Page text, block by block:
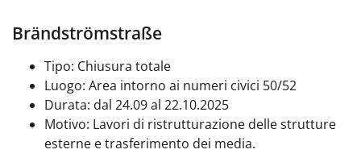
Brändströmstraße
Tipo: Chiusura totale
Luogo: Area intorno ai numeri civici 50/52
Durata: dal 24.09 al 22.10.2025
Motivo: Lavori di ristrutturazione delle strutture
esterne e trasferimento dei media.